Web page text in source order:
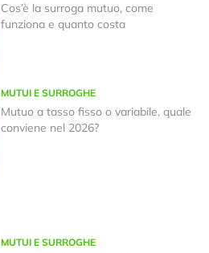
Cos’è la surroga mutuo, come
funziona e quanto costa
MUTUI E SURROGHE
Mutuo a tasso fisso o variabile, quale
conviene nel 2026?
MUTUI E SURROGHE